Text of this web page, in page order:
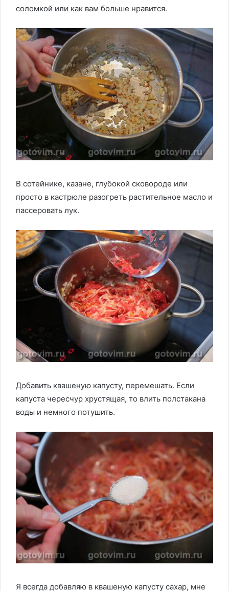
соломкой или как вам больше нравится.
В сотейнике, казане, глубокой сковороде или
просто в кастрюле разогреть растительное масло и
пассеровать лук.
Добавить квашеную капусту, перемешать. Если
капуста чересчур хрустящая, то влить полстакана
воды и немного потушить.
Я всегда добавляю в квашеную капусту сахар, мне